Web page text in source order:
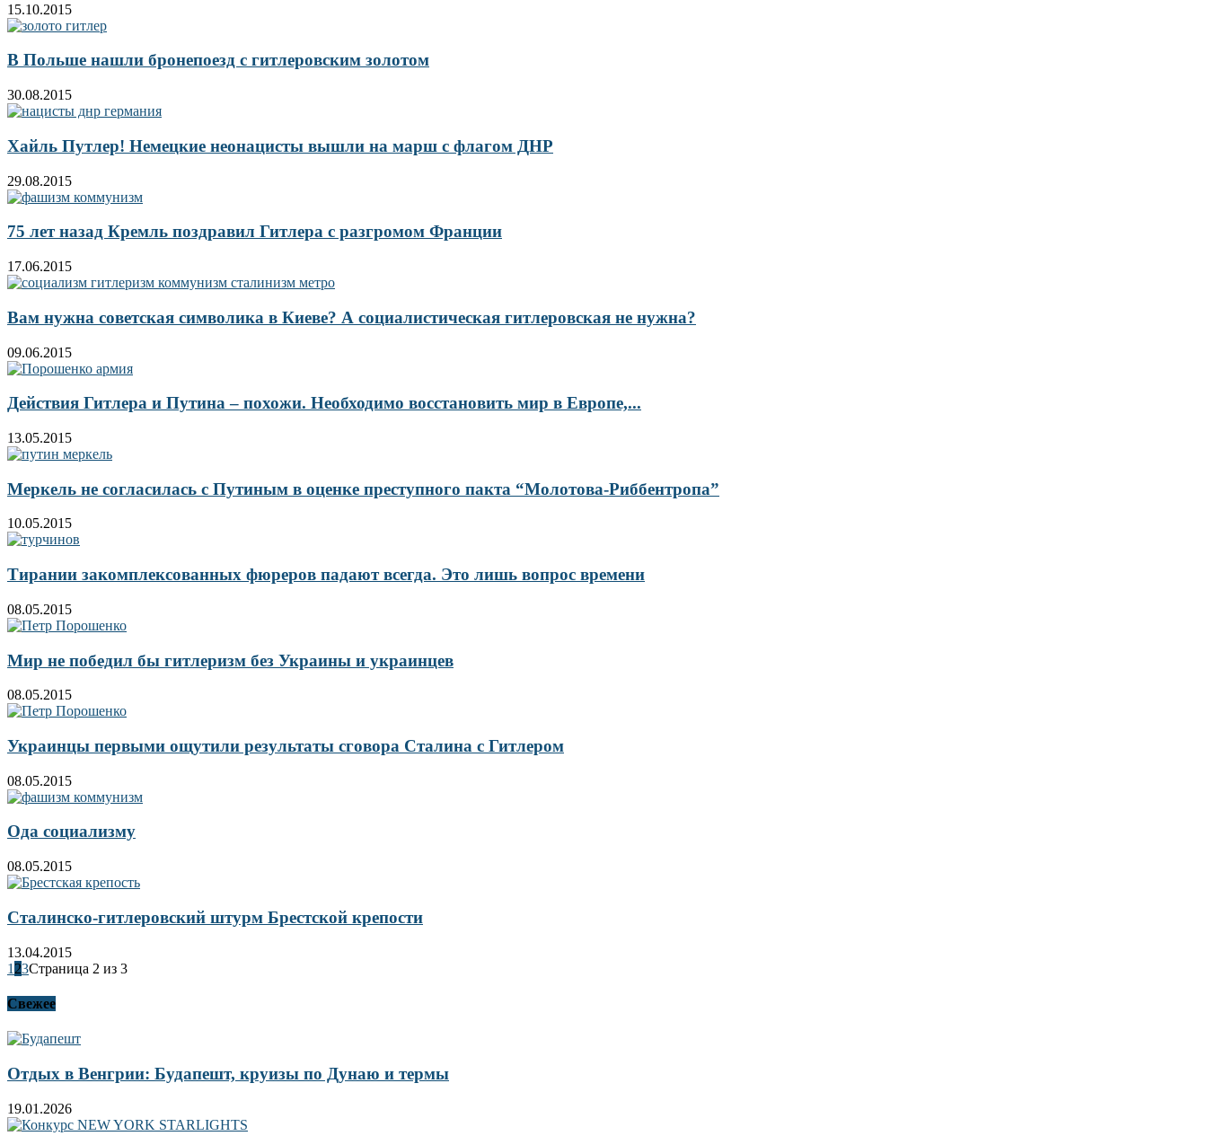
15.10.2015
В Польше нашли бронепоезд с гитлеровским золотом
30.08.2015
Хайль Путлер! Немецкие неонацисты вышли на марш с флагом ДНР
29.08.2015
75 лет назад Кремль поздравил Гитлера с разгромом Франции
17.06.2015
Вам нужна советская символика в Киеве? А социалистическая гитлеровская не нужна?
09.06.2015
Действия Гитлера и Путина – похожи. Необходимо восстановить мир в Европе,...
13.05.2015
Меркель не согласилась с Путиным в оценке преступного пакта “Молотова-Риббентропа”
10.05.2015
Тирании закомплексованных фюреров падают всегда. Это лишь вопрос времени
08.05.2015
Мир не победил бы гитлеризм без Украины и украинцев
08.05.2015
Украинцы первыми ощутили результаты сговора Сталина с Гитлером
08.05.2015
Ода социализму
08.05.2015
Сталинско-гитлеровский штурм Брестской крепости
13.04.2015
1 23Страница 2 из 3
Свежее
Отдых в Венгрии: Будапешт, круизы по Дунаю и термы
19.01.2026